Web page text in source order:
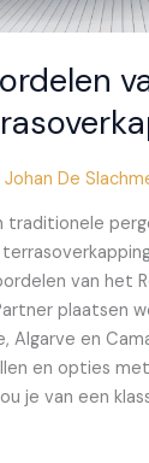
Johan De
traditionele
van het
plaatsen
Algarve en
en opties
je van een